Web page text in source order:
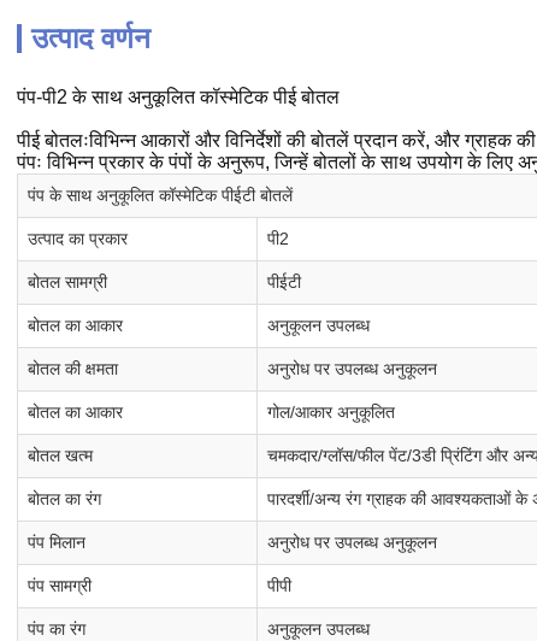
उत्पाद वर्णन
पंप-पी2 के साथ अनुकूलित कॉस्मेटिक पीई बोतल
पीई बोतलःविभिन्न आकारों और विनिर्देशों की बोतलें प्रदान करें, और
पंपः विभिन्न प्रकार के पंपों के अनुरूप, जिन्हें बोतलों के साथ उपयोग के लिए
पंप के साथ अनुकूलित कॉस्मेटिक पीईटी बोतलें
उत्पाद का प्रकार पी2
बोतल सामग्री पीईटी
बोतल का आकार अनुकूलन उपलब्ध
बोतल की क्षमता अनुरोध पर उपलब्ध अनुकूलन
बोतल का आकार गोल/आकार अनुकूलित
बोतल खत्म चमकदार/ग्लॉस/फील पेंट/3डी प्रिंटिंग और
बोतल का रंग पारदर्शी/अन्य रंग ग्राहक की आवश्यकताओं
पंप मिलान अनुरोध पर उपलब्ध अनुकूलन
पंप सामग्री पीपी
पंप का रंग अनुकूलन उपलब्ध